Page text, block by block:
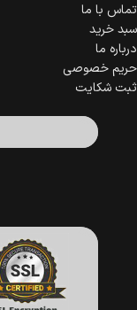
تماس با ما
سبد خرید
درباره ما
حریم خصوصی
ثبت شکایت